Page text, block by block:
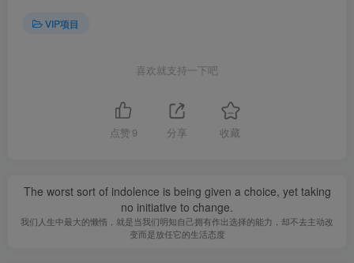
VIP项目
喜欢就支持一下吧
点赞 9 分享 收藏
The worst sort of indolence is being given a choice, yet taking
no initiative to change.
我们人生中最大的懒惰，就是当我们明知自己拥有作出选择的能力，却不去主动改
变而是放任它的生活态度